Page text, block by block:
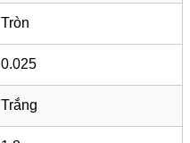
Tròn
0.025
Trắng